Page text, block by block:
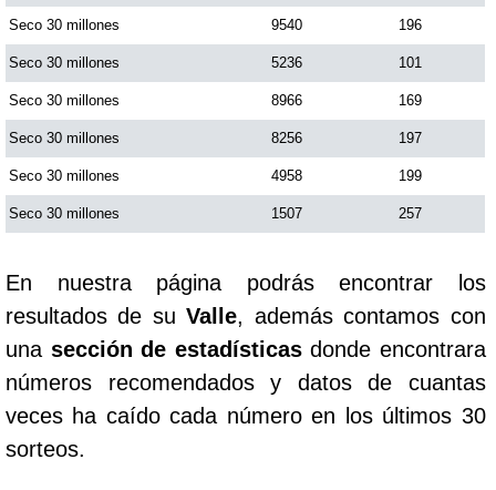
Seco 30 millones 9540 196
Seco 30 millones 5236 101
Seco 30 millones 8966 169
Seco 30 millones 8256 197
Seco 30 millones 4958 199
Seco 30 millones 1507 257
En nuestra página podrás encontrar los
resultados de suValle, además contamos con
una sección de estadísticasdonde encontrara
números recomendados y datos de cuantas
veces ha caído cada número en los últimos 30
sorteos.